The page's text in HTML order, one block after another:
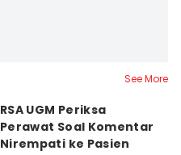
See More
RSA UGM Periksa
Perawat Soal Komentar
Nirempati ke Pasien